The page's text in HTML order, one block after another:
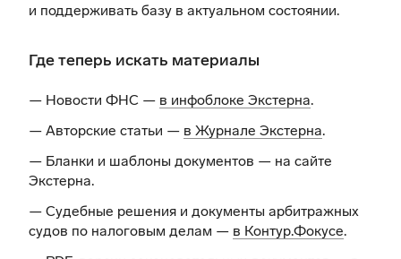
и поддерживать базу в актуальном состоянии.
Где теперь искать материалы
— Новости ФНС — в инфоблоке Экстерна.
— Авторские статьи — в Журнале Экстерна.
— Бланки и шаблоны документов — на сайте
Экстерна.
— Судебные решения и документы арбитражных
судов по налоговым делам — в Контур.Фокусе.